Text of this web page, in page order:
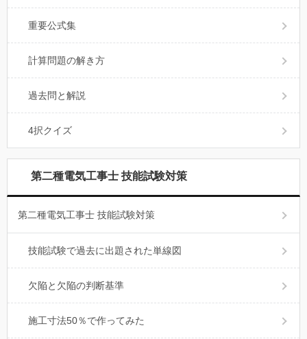
重要公式集
計算問題の解き方
過去問と解説
4択クイズ
第二種電気工事士 技能試験対策
第二種電気工事士 技能試験対策
技能試験で過去に出題された単線図
欠陥と欠陥の判断基準
施工寸法50％で作ってみた